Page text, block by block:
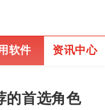
软件 资讯中心
的首选角色